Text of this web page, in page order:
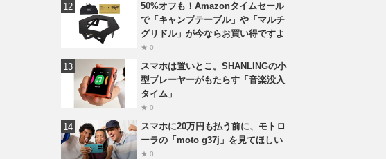
50%オフも！Amazonタイムセール
で「キャンプテーブル」や「マルチ
グリドル」が今ならお買い得ですよ
★ 0
スマホは置いとこ。SHANLINGの小
型プレーヤーがもたらす「音楽没入
タイム」
★ 0
スマホに20万円も払う前に、モトロ
ーラの「moto g37j」を見てほしい
★ 0